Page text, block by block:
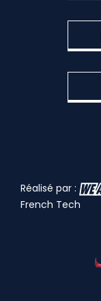
Réalisé par :
French Tech